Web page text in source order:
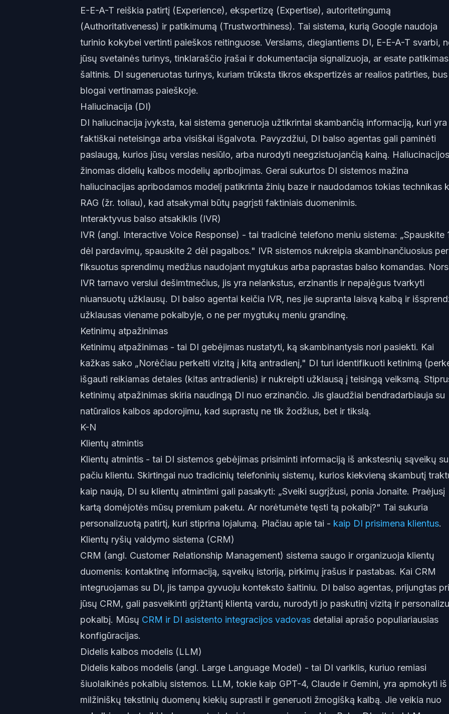
E-E-A-T reiškia patirtį (Experience), ekspertizę (Expertise), autoritetingumą
(Authoritativeness) ir patikimumą (Trustworthiness). Tai sistema, kurią Google naudoja
turinio kokybei vertinti paieškos reitinguose. Verslams, diegiantiems DI, E-E-A-T svarbi,
jūsų svetainės turinys, tinklaraščio įrašai ir dokumentacija signalizuoja, ar esate patikimas
šaltinis. DI sugeneruotas turinys, kuriam trūksta tikros ekspertizės ar realios patirties, bus
blogai vertinamas paieškoje.
Haliucinacija (DI)
DI haliucinacija įvyksta, kai sistema generuoja užtikrintai skambančią informaciją, kuri yra
faktiškai neteisinga arba visiškai išgalvota. Pavyzdžiui, DI balso agentas gali paminėti
paslaugą, kurios jūsų verslas nesiūlo, arba nurodyti neegzistuojančią kainą.
žinomas didelių kalbos modelių apribojimas. Gerai sukurtos DI sistemos mažina
haliucinacijas apribodamos modelį patikrinta žinių baze ir naudodamos tokias technikas
RAG (žr. toliau), kad atsakymai būtų pagrįsti faktiniais duomenimis.
Interaktyvus balso atsakiklis (IVR)
IVR (angl. Interactive Voice Response) - tai tradicinė telefono meniu sistema: „Spauskite
dėl pardavimų, spauskite 2 dėl pagalbos." IVR sistemos nukreipia skambinančiuosius per
fiksuotus sprendimų medžius naudojant mygtukus arba paprastas balso komandas. Nors
IVR tarnavo verslui dešimtmečius, jis yra nelankstus, erzinantis ir nepajėgus tvarkyti
niuansuotų užklausų. DI balso agentai keičia IVR, nes jie supranta laisvą kalbą ir
užklausas viename pokalbyje, o ne per mygtukų meniu grandinę.
Ketinimų atpažinimas
Ketinimų atpažinimas - tai DI gebėjimas nustatyti, ką skambinantysis nori pasiekti. Kai
kažkas sako „Norėčiau perkelti vizitą į kitą antradienį," DI turi identifikuoti ketinimą
išgauti reikiamas detales (kitas antradienis) ir nukreipti užklausą į teisingą veiksmą.
ketinimų atpažinimas skiria naudingą DI nuo erzinančio. Jis glaudžiai bendradarbiauja su
natūralios kalbos apdorojimu, kad suprastų ne tik žodžius, bet ir tikslą.
K-N
Klientų atmintis
Klientų atmintis - tai DI sistemos gebėjimas prisiminti informaciją iš ankstesnių sąveikų
pačiu klientu. Skirtingai nuo tradicinių telefoninių sistemų, kurios kiekvieną skambutį
kaip naują, DI su klientų atmintimi gali pasakyti: „Sveiki sugrįžusi, ponia Jonaite. Praėjusį
kartą domėjotės mūsų premium paketu. Ar norėtumėte tęsti tą pokalbį?" Tai sukuria
personalizuotą patirtį, kuri stiprina lojalumą. Plačiau apie tai - kaip DI prisimena klientus.
Klientų ryšių valdymo sistema (CRM)
CRM (angl. Customer Relationship Management) sistema saugo ir organizuoja klientų
duomenis: kontaktinę informaciją, sąveikų istoriją, pirkimų įrašus ir pastabas. Kai CRM
integruojamas su DI, jis tampa gyvuoju konteksto šaltiniu. DI balso agentas, prijungtas
jūsų CRM, gali pasveikinti grįžtantį klientą vardu, nurodyti jo paskutinį vizitą ir
pokalbį. Mūsų CRM ir DI asistento integracijos vadovas detaliai aprašo populiariausias
konfigūracijas.
Didelis kalbos modelis (LLM)
Didelis kalbos modelis (angl. Large Language Model) - tai DI variklis, kuriuo remiasi
šiuolaikinės pokalbių sistemos. LLM, tokie kaip GPT-4, Claude ir Gemini, yra apmokyti iš
milžiniškų tekstinių duomenų kiekių suprasti ir generuoti žmogišką kalbą. Jie veikia nuo